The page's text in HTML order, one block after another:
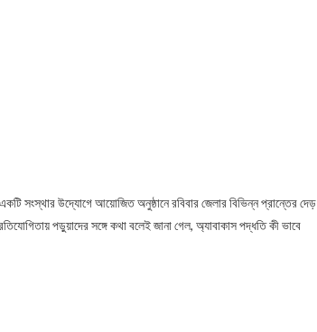
সংস্থার উদ্যোগে আয়োজিত অনুষ্ঠানে রবিবার জেল‍ার বিভিন্ন প্রান্তের দেড়
পড়ুয়াদের সঙ্গে কথা বলেই জানা গেল, অ্যাবাকাস পদ্ধতি কী ভাবে